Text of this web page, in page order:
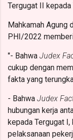
Tergugat II kepada
Mahkamah Agung
PHI/2022
"- Bahwa Judex
cukup dengan
fakta yang
- Bahwa Judex
hubungan kerja
kepada Tergugat I,
pelaksanaan